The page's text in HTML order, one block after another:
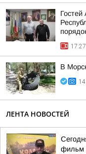
Гостей
17:27
В
ЛЕНТА НОВОСТЕЙ
фильм